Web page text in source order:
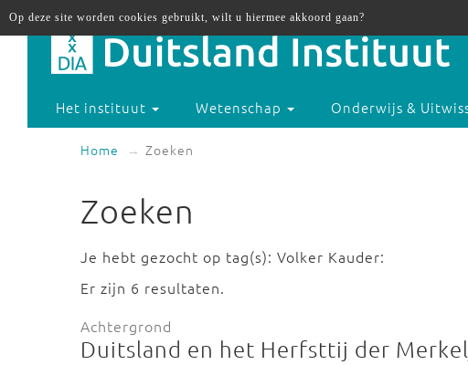
Het instituut Wetenschap Onderwijs &
Home Zoeken
Zoeken
Je hebt gezocht op tag(s): Volker Kauder:
Er zijn 6 resultaten.
Achtergrond
Duitsland en het Herfsttij der
Op deze site worden cookies gebruikt, wilt u hiermee akkoord gaan?